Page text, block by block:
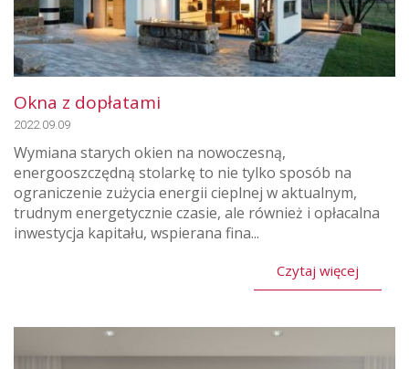
Okna z dopłatami
2022.09.09
Wymiana starych okien na nowoczesną,
energooszczędną stolarkę to nie tylko sposób na
ograniczenie zużycia energii cieplnej w aktualnym,
trudnym energetycznie czasie, ale również i opłacalna
inwestycja kapitału, wspierana fina...
Czytaj więcej